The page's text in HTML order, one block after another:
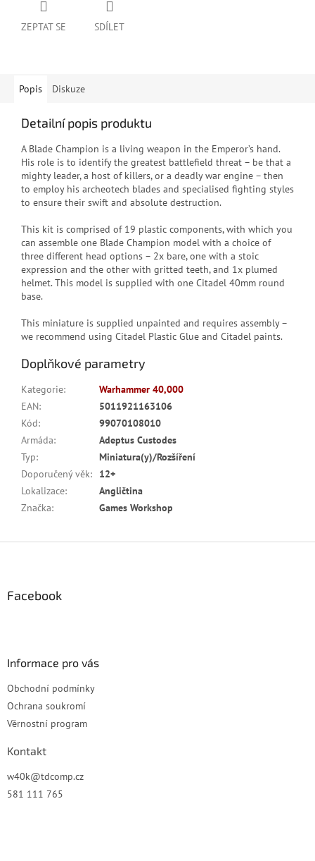
ZEPTAT SE SDÍLET
Popis Diskuze
Detailní popis produktu
A Blade Champion is a living weapon in the Emperor’s hand.
His role is to identify the greatest battlefield threat – be that a
mighty leader, a host of killers, or a deadly war engine – then
to employ his archeotech blades and specialised fighting styles
to ensure their swift and absolute destruction.
This kit is comprised of 19 plastic components, with which you
can assemble one Blade Champion model with a choice of
three different head options – 2x bare, one with a stoic
expression and the other with gritted teeth, and 1x plumed
helmet. This model is supplied with one Citadel 40mm round
base.
This miniature is supplied unpainted and requires assembly –
we recommend using Citadel Plastic Glue and Citadel paints.
Doplňkové parametry
Kategorie:
Warhammer 40,000
EAN:
5011921163106
Kód:
99070108010
Armáda:
Adeptus Custodes
Typ:
Miniatura(y)/Rozšíření
Doporučený věk:
12+
Lokalizace:
Angličtina
Značka: Games Workshop
Facebook
Informace pro vás
Obchodní podmínky
Ochrana soukromí
Věrnostní program
Kontakt
w40k@tdcomp.cz
581 111 765